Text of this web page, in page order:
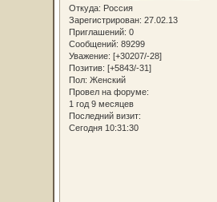
Откуда: Россия
Зарегистрирован: 27.02.13
Приглашений: 0
Сообщений: 89299
Уважение: [+30207/-28]
Позитив: [+5843/-31]
Пол: Женский
Провел на форуме:
1 год 9 месяцев
Последний визит:
Сегодня 10:31:30